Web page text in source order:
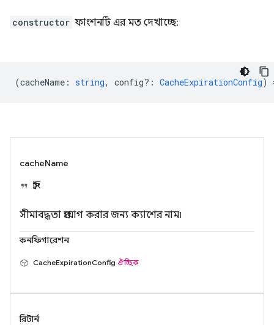
constructor ফাংশনটি এর মত দেখাচ্ছে:
(cacheName : string, config? : CacheExpirationConfig)
cacheName
স্ট্রিং
সীমাবদ্ধতা প্রয়োগ করার জন্য ক্যাশের নাম৷
কনফিগারেশন
CacheExpirationConfig ঐচ্ছিক
রিটার্ন